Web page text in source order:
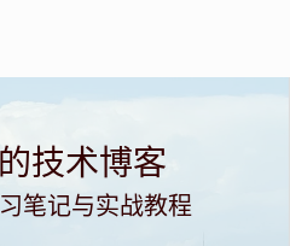
技术博客
笔记与实战教程